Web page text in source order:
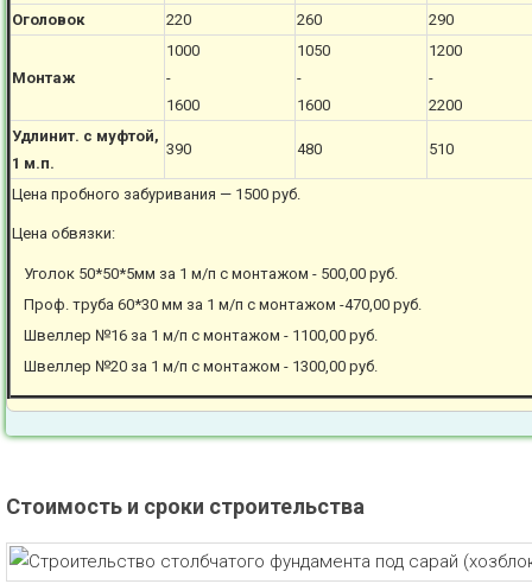
Оголовок
220 260 290
Монтаж
1000
-
1600
1050
-
1600
1200
-
2200
Удлинит. с муфтой,
1 м.п.
390 480 510
Цена пробного забуривания — 1500 руб.
Цена обвязки:
Уголок 50*50*5мм за 1 м/п с монтажом - 500,00 руб.
Проф. труба 60*30 мм за 1 м/п с монтажом -470,00 руб.
Швеллер №16 за 1 м/п с монтажом - 1100,00 руб.
Швеллер №20 за 1 м/п с монтажом - 1300,00 руб.
Стоимость и сроки строительства